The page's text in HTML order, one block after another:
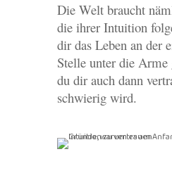
Die Welt braucht
die ihrer Intuition
dir das Leben an der
Stelle unter die
du dir auch dann
schwierig wird.